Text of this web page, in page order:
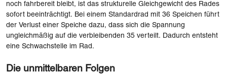
noch fahrbereit bleibt, ist das strukturelle Gleichgewicht des Rades
sofort beeinträchtigt. Bei einem Standardrad mit 36 ​​Speichen führt
der Verlust einer Speiche dazu, dass sich die Spannung
ungleichmäßig auf die verbleibenden 35 verteilt. Dadurch entsteht
eine Schwachstelle im Rad.
Die unmittelbaren Folgen